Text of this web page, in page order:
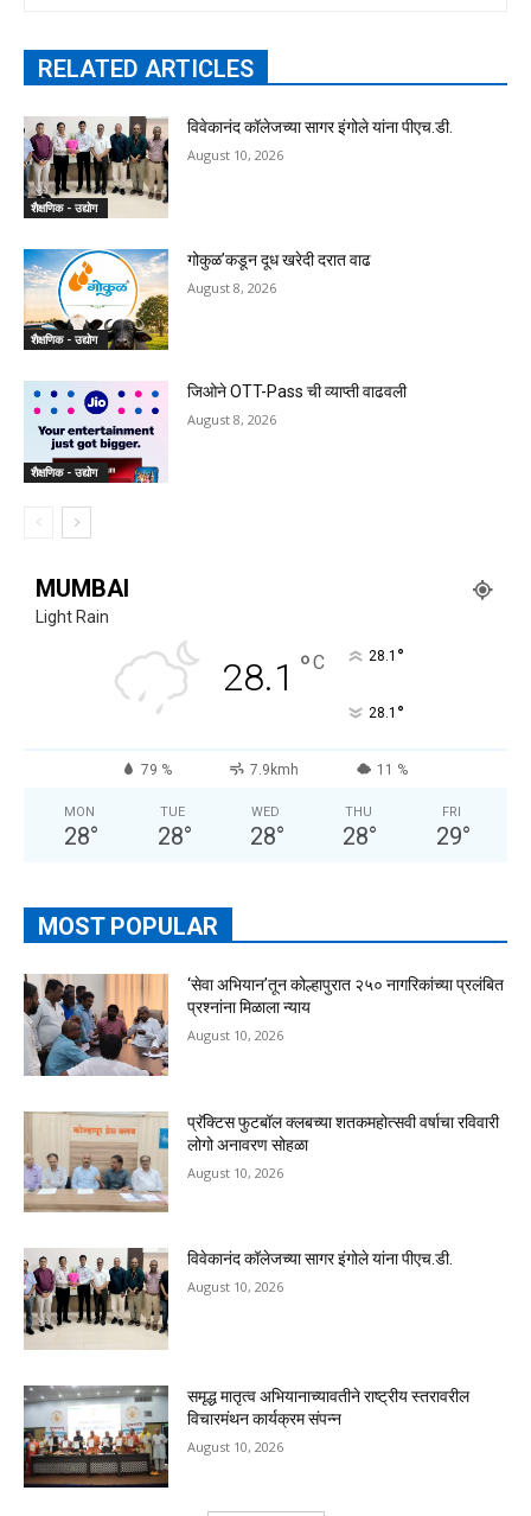
RELATED ARTICLES
शैक्षणिक - उद्योग
विवेकानंद कॉलेजच्या सागर इंगोले यांना पीएच.डी.
August 10, 2026
शैक्षणिक - उद्योग
गोकुळ’कडून दूध खरेदी दरात वाढ
August 8, 2026
शैक्षणिक - उद्योग
जिओने OTT-Pass ची व्याप्ती वाढवली
August 8, 2026
MUMBAI
Light Rain
28.1 °C 28.1 °
28.1 °
79 % 7.9kmh 11 %
MON
28°
TUE
28°
WED
28°
THU
28°
FRI
29°
MOST POPULAR
‘सेवा अभियान’तून कोल्हापुरात २५० नागरिकांच्या प्रलंबित
प्रश्नांना मिळाला न्याय
August 10, 2026
प्रॅक्टिस फुटबॉल क्लबच्या शतकमहोत्सवी वर्षाचा रविवारी
लोगो अनावरण सोहळा
August 10, 2026
विवेकानंद कॉलेजच्या सागर इंगोले यांना पीएच.डी.
August 10, 2026
समृद्ध मातृत्व अभियानाच्यावतीने राष्ट्रीय स्तरावरील
विचारमंथन कार्यक्रम संपन्न
August 10, 2026